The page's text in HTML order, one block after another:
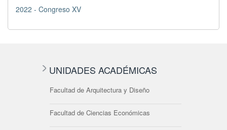
2022 - Congreso XV
UNIDADES ACADÉMICAS
Facultad de Arquitectura y Diseño
Facultad de Ciencias Económicas